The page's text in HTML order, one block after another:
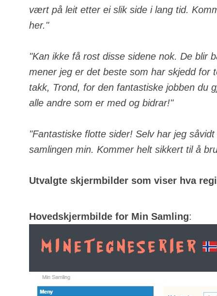
vært på leit etter ei slik side i lang tid.
her."
"Kan ikke få rost disse sidene nok. De blir
mener jeg er det beste som har skjedd for
takk, Trond, for den fantastiske jobben du
alle andre som er med og bidrar!"
"Fantastiske flotte sider! Selv har jeg
samlingen min. Kommer helt sikkert til å
Utvalgte skjermbilder som viser hva
Hovedskjermbilde for Min Samling: